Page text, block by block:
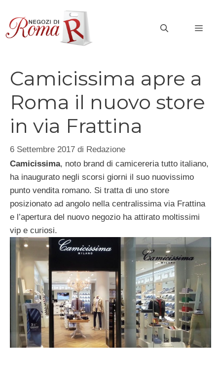
contenuto
Camicissima apre a
Roma il nuovo store
in via Frattina
6 Settembre 2017 di Redazione
Camicissima, noto brand di camicereria tutto italiano,
ha inaugurato negli scorsi giorni il suo nuovissimo
punto vendita romano. Si tratta di uno store
posizionato ad angolo nella centralissima via Frattina
e l’apertura del nuovo negozio ha attirato moltissimi
vip e curiosi.